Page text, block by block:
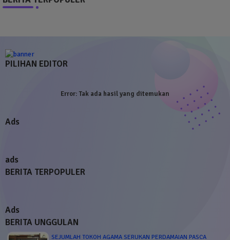
PILIHAN EDITOR
Error:Tak ada hasil yang ditemukan
Ads
ads
BERITA TERPOPULER
Ads
BERITA UNGGULAN
SEJUMLAH TOKOH AGAMA SERUKAN PERDAMAIAN PASCA